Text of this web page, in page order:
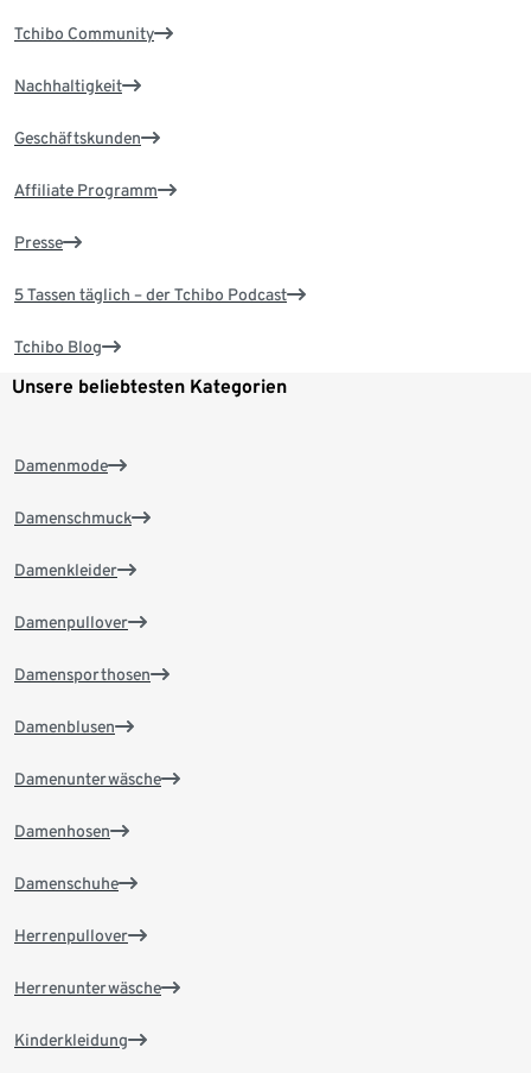
Tchibo Community
Nachhaltigkeit
Geschäftskunden
Affiliate Programm
Presse
5 Tassen täglich – der Tchibo Podcast
Tchibo Blog
Unsere beliebtesten Kategorien
Damenmode
Damenschmuck
Damenkleider
Damenpullover
Damensporthosen
Damenblusen
Damenunterwäsche
Damenhosen
Damenschuhe
Herrenpullover
Herrenunterwäsche
Kinderkleidung